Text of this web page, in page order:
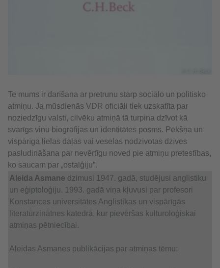
Te mums ir darīšana ar pretrunu starp sociālo un politisko
atmiņu. Ja mūsdienās VDR oficiāli tiek uzskatīta par
noziedzīgu valsti, cilvēku atmiņā tā turpina dzīvot kā
svarīgs viņu biogrāfijas un identitātes posms. Pēkšņa un
vispārīga lielas daļas vai veselas nodzīvotas dzīves
pasludināšana par nevērtīgu noved pie atmiņu pretestības,
ko saucam par „ostalģiju”.
Aleida Asmane dzimusi 1947. gadā, studējusi anglistiku
un eģiptoloģiju. 1993. gadā viņa kļuvusi par profesori
Konstances universitātes Anglistikas un vispārīgās
literatūrzinātnes katedrā, kur pievēršas kulturoloģiskai
atmiņas pētniecībai.
Aleidas Asmanes publikācijas par atmiņas tēmu: